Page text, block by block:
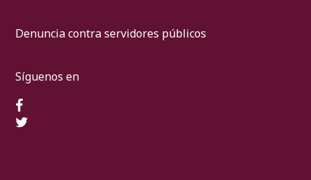
Denuncia contra servidores públicos
Síguenos en